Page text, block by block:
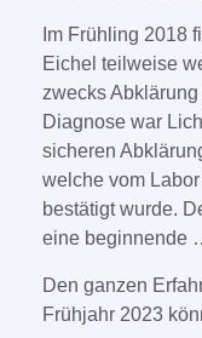
Im Frühling 2018
Eichel teilweise
zwecks
Diagnose war
sicheren
welche vom
bestätigt wurde.
eine beginnende
Den ganzen
Frühjahr 2023